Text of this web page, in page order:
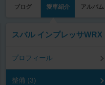
ブログ 愛車紹介 アルバム
スバル インプレッサWRX
プロフィール
整備 (3)